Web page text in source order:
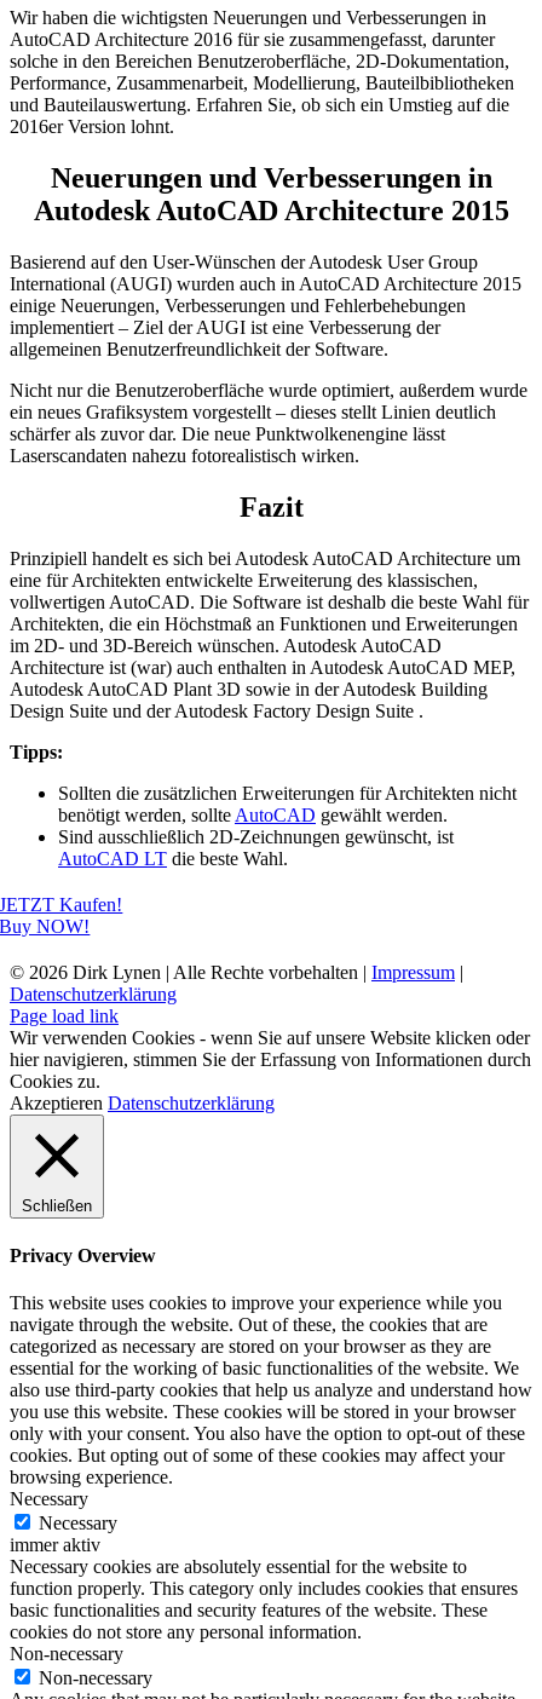
Wir haben die wichtigsten Neuerungen und Verbesserungen in
AutoCAD Architecture 2016 für sie zusammengefasst, darunter
solche in den Bereichen Benutzeroberfläche, 2D-Dokumentation,
Performance, Zusammenarbeit, Modellierung, Bauteilbibliotheken
und Bauteilauswertung. Erfahren Sie, ob sich ein Umstieg auf die
2016er Version lohnt.
Neuerungen und Verbesserungen in
Autodesk AutoCAD Architecture 2015
Basierend auf den User-Wünschen der Autodesk User Group
International (AUGI) wurden auch in AutoCAD Architecture 2015
einige Neuerungen, Verbesserungen und Fehlerbehebungen
implementiert – Ziel der AUGI ist eine Verbesserung der
allgemeinen Benutzerfreundlichkeit der Software.
Nicht nur die Benutzeroberfläche wurde optimiert, außerdem wurde
ein neues Grafiksystem vorgestellt – dieses stellt Linien deutlich
schärfer als zuvor dar. Die neue Punktwolkenengine lässt
Laserscandaten nahezu fotorealistisch wirken.
Fazit
Prinzipiell handelt es sich bei Autodesk AutoCAD Architecture um
eine für Architekten entwickelte Erweiterung des klassischen,
vollwertigen AutoCAD. Die Software ist deshalb die beste Wahl für
Architekten, die ein Höchstmaß an Funktionen und Erweiterungen
im 2D- und 3D-Bereich wünschen. Autodesk AutoCAD
Architecture ist (war) auch enthalten in Autodesk AutoCAD MEP,
Autodesk AutoCAD Plant 3D sowie in der Autodesk Building
Design Suite und der Autodesk Factory Design Suite .
Tipps:
Sollten die zusätzlichen Erweiterungen für Architekten nicht
benötigt werden, sollte AutoCAD gewählt werden.
Sind ausschließlich 2D-Zeichnungen gewünscht, ist
AutoCAD LT die beste Wahl.
JETZT Kaufen!
Buy NOW!
© 2026 Dirk Lynen | Alle Rechte vorbehalten | Impressum |
Datenschutzerklärung
Page load link
Wir verwenden Cookies - wenn Sie auf unsere Website klicken oder
hier navigieren, stimmen Sie der Erfassung von Informationen durch
Cookies zu.
Akzeptieren Datenschutzerklärung
Schließen
Privacy Overview
This website uses cookies to improve your experience while you
navigate through the website. Out of these, the cookies that are
categorized as necessary are stored on your browser as they are
essential for the working of basic functionalities of the website. We
also use third-party cookies that help us analyze and understand how
you use this website. These cookies will be stored in your browser
only with your consent. You also have the option to opt-out of these
cookies. But opting out of some of these cookies may affect your
browsing experience.
Necessary
Necessary
immer aktiv
Necessary cookies are absolutely essential for the website to
function properly. This category only includes cookies that ensures
basic functionalities and security features of the website. These
cookies do not store any personal information.
Non-necessary
Non-necessary